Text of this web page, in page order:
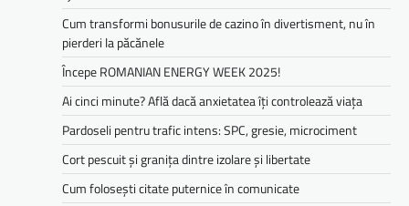
Cum transformi bonusurile de cazino în divertisment, nu în
pierderi la păcănele
Începe ROMANIAN ENERGY WEEK 2025!
Ai cinci minute? Află dacă anxietatea îți controlează viața
Pardoseli pentru trafic intens: SPC, gresie, microciment
Cort pescuit și granița dintre izolare și libertate
Cum folosești citate puternice în comunicate